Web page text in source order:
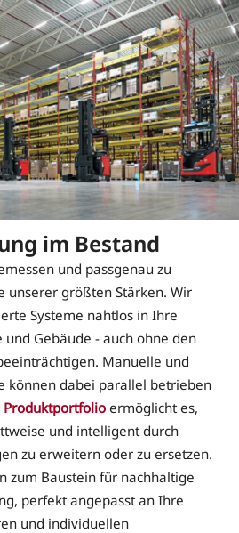
im Bestand
und passgenau zu
unserer größten Stärken. Wir
Systeme nahtlos in Ihre
und Gebäude - auch ohne den
Manuelle und
können dabei parallel betrieben
Produktportfolio ermöglicht es,
und intelligent durch
zu erweitern oder zu ersetzen.
zum Baustein für nachhaltige
perfekt angepasst an Ihre
und individuellen